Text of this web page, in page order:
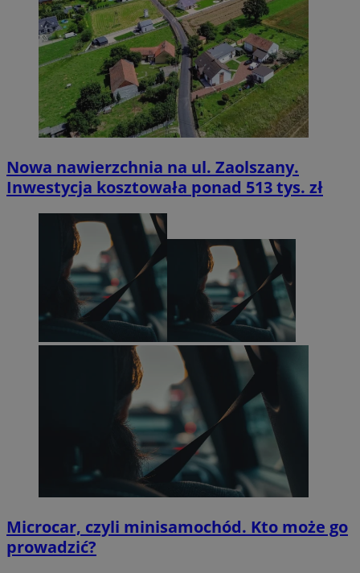
Nowa nawierzchnia na ul. Zaolszany.
Inwestycja kosztowała ponad 513 tys. zł
Microcar, czyli minisamochód. Kto może go
prowadzić?